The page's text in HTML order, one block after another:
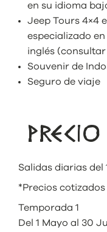
en su idioma
Jeep Tours 4×4
especializado
inglés
Souvenir de
Seguro de viaje
Salidas diarias del
*Precios
Temporada 1
Del 1 Mayo al 30